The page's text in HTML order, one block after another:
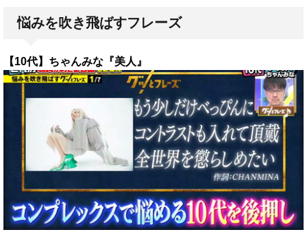
悩みを吹き飛ばすフレーズ
【10代】ちゃんみな『美人』